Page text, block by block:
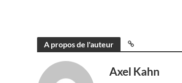
A propos de l'auteur
Axel Kahn